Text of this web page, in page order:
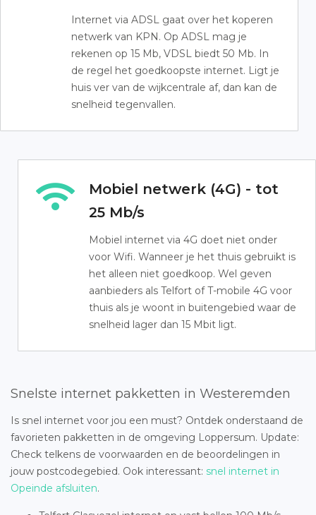
Internet via ADSL gaat over het koperen
netwerk van KPN. Op ADSL mag je
rekenen op 15 Mb, VDSL biedt 50 Mb. In
de regel het goedkoopste internet. Ligt je
huis ver van de wijkcentrale af, dan kan de
snelheid tegenvallen.
Mobiel netwerk (4G) - tot
25 Mb/s
Mobiel internet via 4G doet niet onder
voor Wifi. Wanneer je het thuis gebruikt is
het alleen niet goedkoop. Wel geven
aanbieders als Telfort of T-mobile 4G voor
thuis als je woont in buitengebied waar de
snelheid lager dan 15 Mbit ligt.
Snelste internet pakketten in Westeremden
Is snel internet voor jou een must? Ontdek onderstaand de
favorieten pakketten in de omgeving Loppersum. Update:
Check telkens de voorwaarden en de beoordelingen in
jouw postcodegebied. Ook interessant: snel internet in
Opeinde afsluiten.